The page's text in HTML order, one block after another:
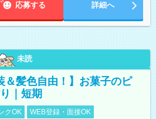
応募する 詳細へ
未読
＆髪色自由！】お菓子のピ
｜短期
クOK WEB登録・面接OK